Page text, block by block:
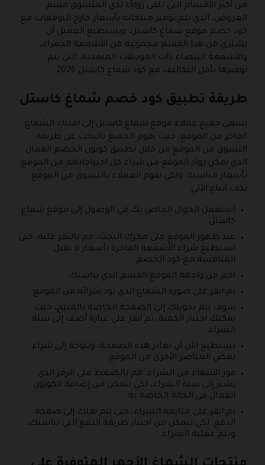
من أكثر الأقسام التي تلقى رواجًا لدى المتسوق قسم
العروض، الذي يتم توفير منتجاته بأسعار خارج التوقعات مع
كود خصم موقع شماغ كاستل، ويستطيع العميل أن
يشتري من هذا القسم مجموعة من الأشمغة الحمراء،
والأشمغة البيضاء ذات الموديلات المتعددة، التي يتم
توفيرها بأقل التكاليف مع كود شماغ كاستل 2026.
طريقة تطبيق كود خصم شماغ كاستل
يسعى جميع عملاء موقع شماغ كاستل إلى اقتناء الشماغ
الفاخر من الموقع، حيث يقوم الجميع بالبحث عن طريقة
التسوق من الموقع من خلال تطبيق كوبون الخصم الفعال
الذي يمكن رواد الموقع من شراء كل احتياجاتهم من الموقع
بأسعار مناسبة، ولكي يقوم العملاء بالتسوق من الموقع
يجب اتباع الآتي:
استعمل الجوال الخاص بك في الوصول إلى موقع شماغ
كاستل.
عند ظهور الموقع على محرك البحث، قم بالنقر عليه، حتى
تستطيع شراء الأشمغة الفاخرة بأسعار لا تقبل
المنافسة مع كود الخصم.
اختر من واجهة الموقع القسم الذي يناسبك.
ثم انقر على صورة الشماغ الذي تود شرائه من الموقع.
سوف يتم تحويلك إلى الصفحة الخاصة بالمنتج، حيث
يمكنك اختيار الكمية، ثم انقر على عبارة أضف إلى سلة
الشراء.
تستطيع الآن أن تغادر هذه الصفحة، وتتوجه إلى شراء
بعض العناصر الأخرى من الموقع.
فور الانتهاء من الشراء، قم بالضغط على الرمز الذي
يشير إلى سلة الشراء، لكي تتمكن من إضافة الكوبون
الفعال في الخانة الخاصة به.
ثم انقر على متابعة الشراء، حتى يتم نقلك إلى صفحة
الدفع، لكي تتمكن من اختيار طريقة الدفع التي تناسبك،
وتتم عملية الشراء.